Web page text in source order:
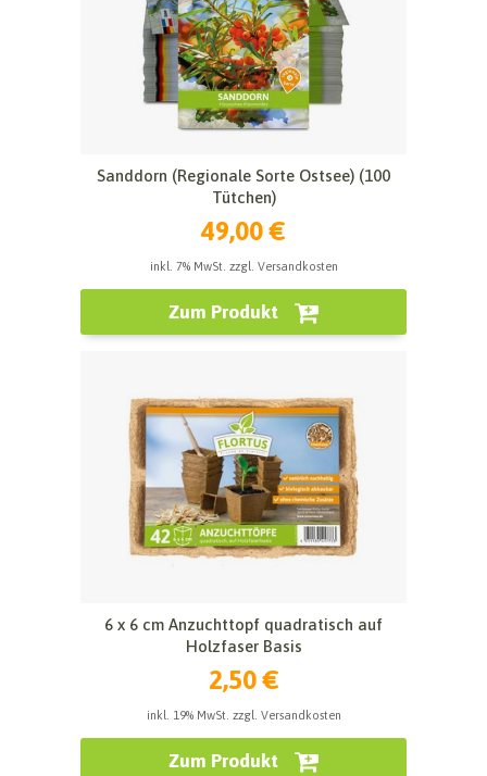
Sanddorn (Regionale Sorte Ostsee) (100
Tütchen)
49,00 €
inkl. 7% MwSt. zzgl. Versandkosten
Zum Produkt
6 x 6 cm Anzuchttopf quadratisch auf
Holzfaser Basis
2,50 €
inkl. 19% MwSt. zzgl. Versandkosten
Zum Produkt